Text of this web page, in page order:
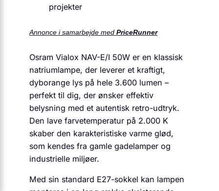
projekter
Annonce i samarbejde med PriceRunner
Osram Vialox NAV-E/I 50W er en klassisk
natriumlampe, der leverer et kraftigt,
dyborange lys på hele 3.600 lumen –
perfekt til dig, der ønsker effektiv
belysning med et autentisk retro-udtryk.
Den lave farvetemperatur på 2.000 K
skaber den karakteristiske varme glød,
som kendes fra gamle gadelamper og
industrielle miljøer.
Med sin standard E27-sokkel kan lampen